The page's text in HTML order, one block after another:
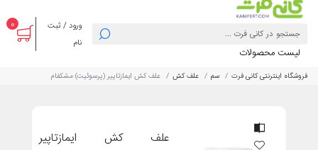
ورود / ثبت
نام
0
لیست محصولات
فروشگاه اینترنتی کانی فرت سم علف کش علف کش ایمازتاپیر (پرسوئیت) مشکفام
علف کش ایمازتاپیر